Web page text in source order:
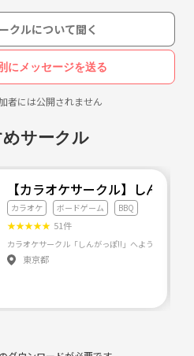
教勧誹謗中傷 喧嘩などは絶対にやめ
クルについて聞く
にメッセージを送る
者には公開されません
サークル
【カラオケサークル】しんがっ
カラオケ ボードゲーム BBQ
★★★★★ 51件
東京都